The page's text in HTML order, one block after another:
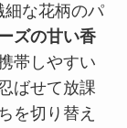
細な花柄のパ
ズの甘い香
帯しやすい
ばせて放課
を切り替え